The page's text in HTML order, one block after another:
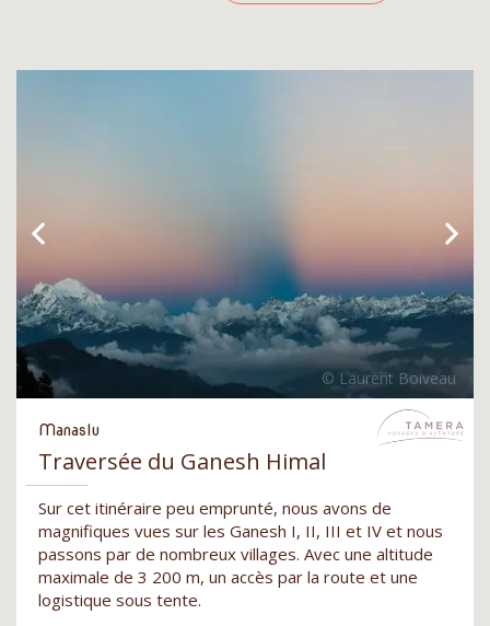
Manaslu
Traversée du Ganesh Himal
Sur cet itinéraire peu emprunté, nous avons de
magnifiques vues sur les Ganesh I, II, III et IV et nous
passons par de nombreux villages. Avec une altitude
maximale de 3 200 m, un accès par la route et une
logistique sous tente.